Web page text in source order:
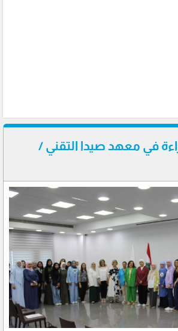
في معهد صيدا التقني /